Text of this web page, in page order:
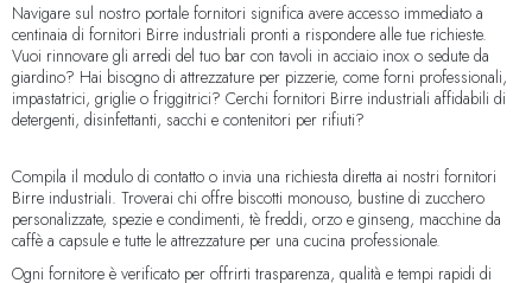
Navigare sul nostro portale fornitori significa avere accesso immediato a
centinaia di fornitori Birre industriali pronti a rispondere alle tue richieste.
Vuoi rinnovare gli arredi del tuo bar con tavoli in acciaio inox o sedute da
giardino? Hai bisogno di attrezzature per pizzerie, come forni professionali,
impastatrici, griglie o friggitrici? Cerchi fornitori Birre industriali affidabili di
detergenti, disinfettanti, sacchi e contenitori per rifiuti?
Compila il modulo di contatto o invia una richiesta diretta ai nostri fornitori
Birre industriali. Troverai chi offre biscotti monouso, bustine di zucchero
personalizzate, spezie e condimenti, tè freddi, orzo e ginseng, macchine da
caffè a capsule e tutte le attrezzature per una cucina professionale.
Ogni fornitore è verificato per offrirti trasparenza, qualità e tempi rapidi di